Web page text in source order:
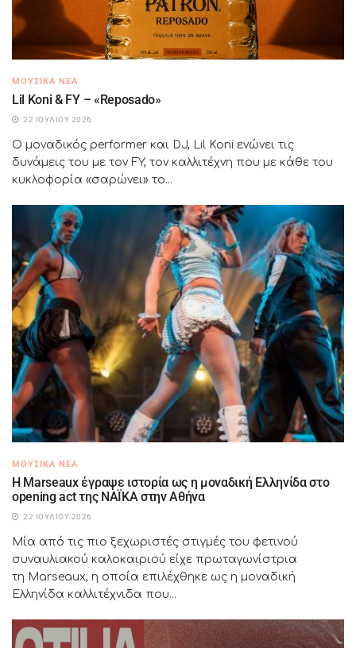
ΜΟΥΣΙΚΆ ΝΈΑ
Lil Koni & FY – «Reposado»
22 ΙΟΥΛΊΟΥ 2026
Ο μοναδικός performer και DJ, Lil Koni ενώνει τις
δυνάμεις του με τον FY, τον καλλιτέχνη που με κάθε του
κυκλοφορία «σαρώνει» το...
ΜΟΥΣΙΚΆ ΝΈΑ
H Marseaux έγραψε ιστορία ως η μοναδική Ελληνίδα στο
opening act της NAÏKA στην Αθήνα
22 ΙΟΥΛΊΟΥ 2026
Μία από τις πιο ξεχωριστές στιγμές του φετινού
συναυλιακού καλοκαιριού είχε πρωταγωνίστρια
τη Marseaux, η οποία επιλέχθηκε ως η μοναδική
Ελληνίδα καλλιτέχνιδα που...